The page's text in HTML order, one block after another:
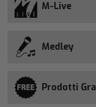
M-Live
Medley
Prodotti